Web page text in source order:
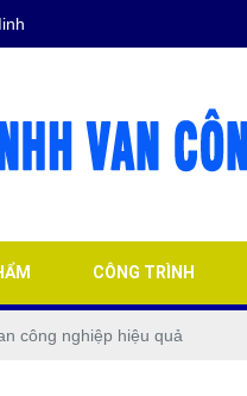
CÔNG TRÌNH
công nghiệp hiệu quả